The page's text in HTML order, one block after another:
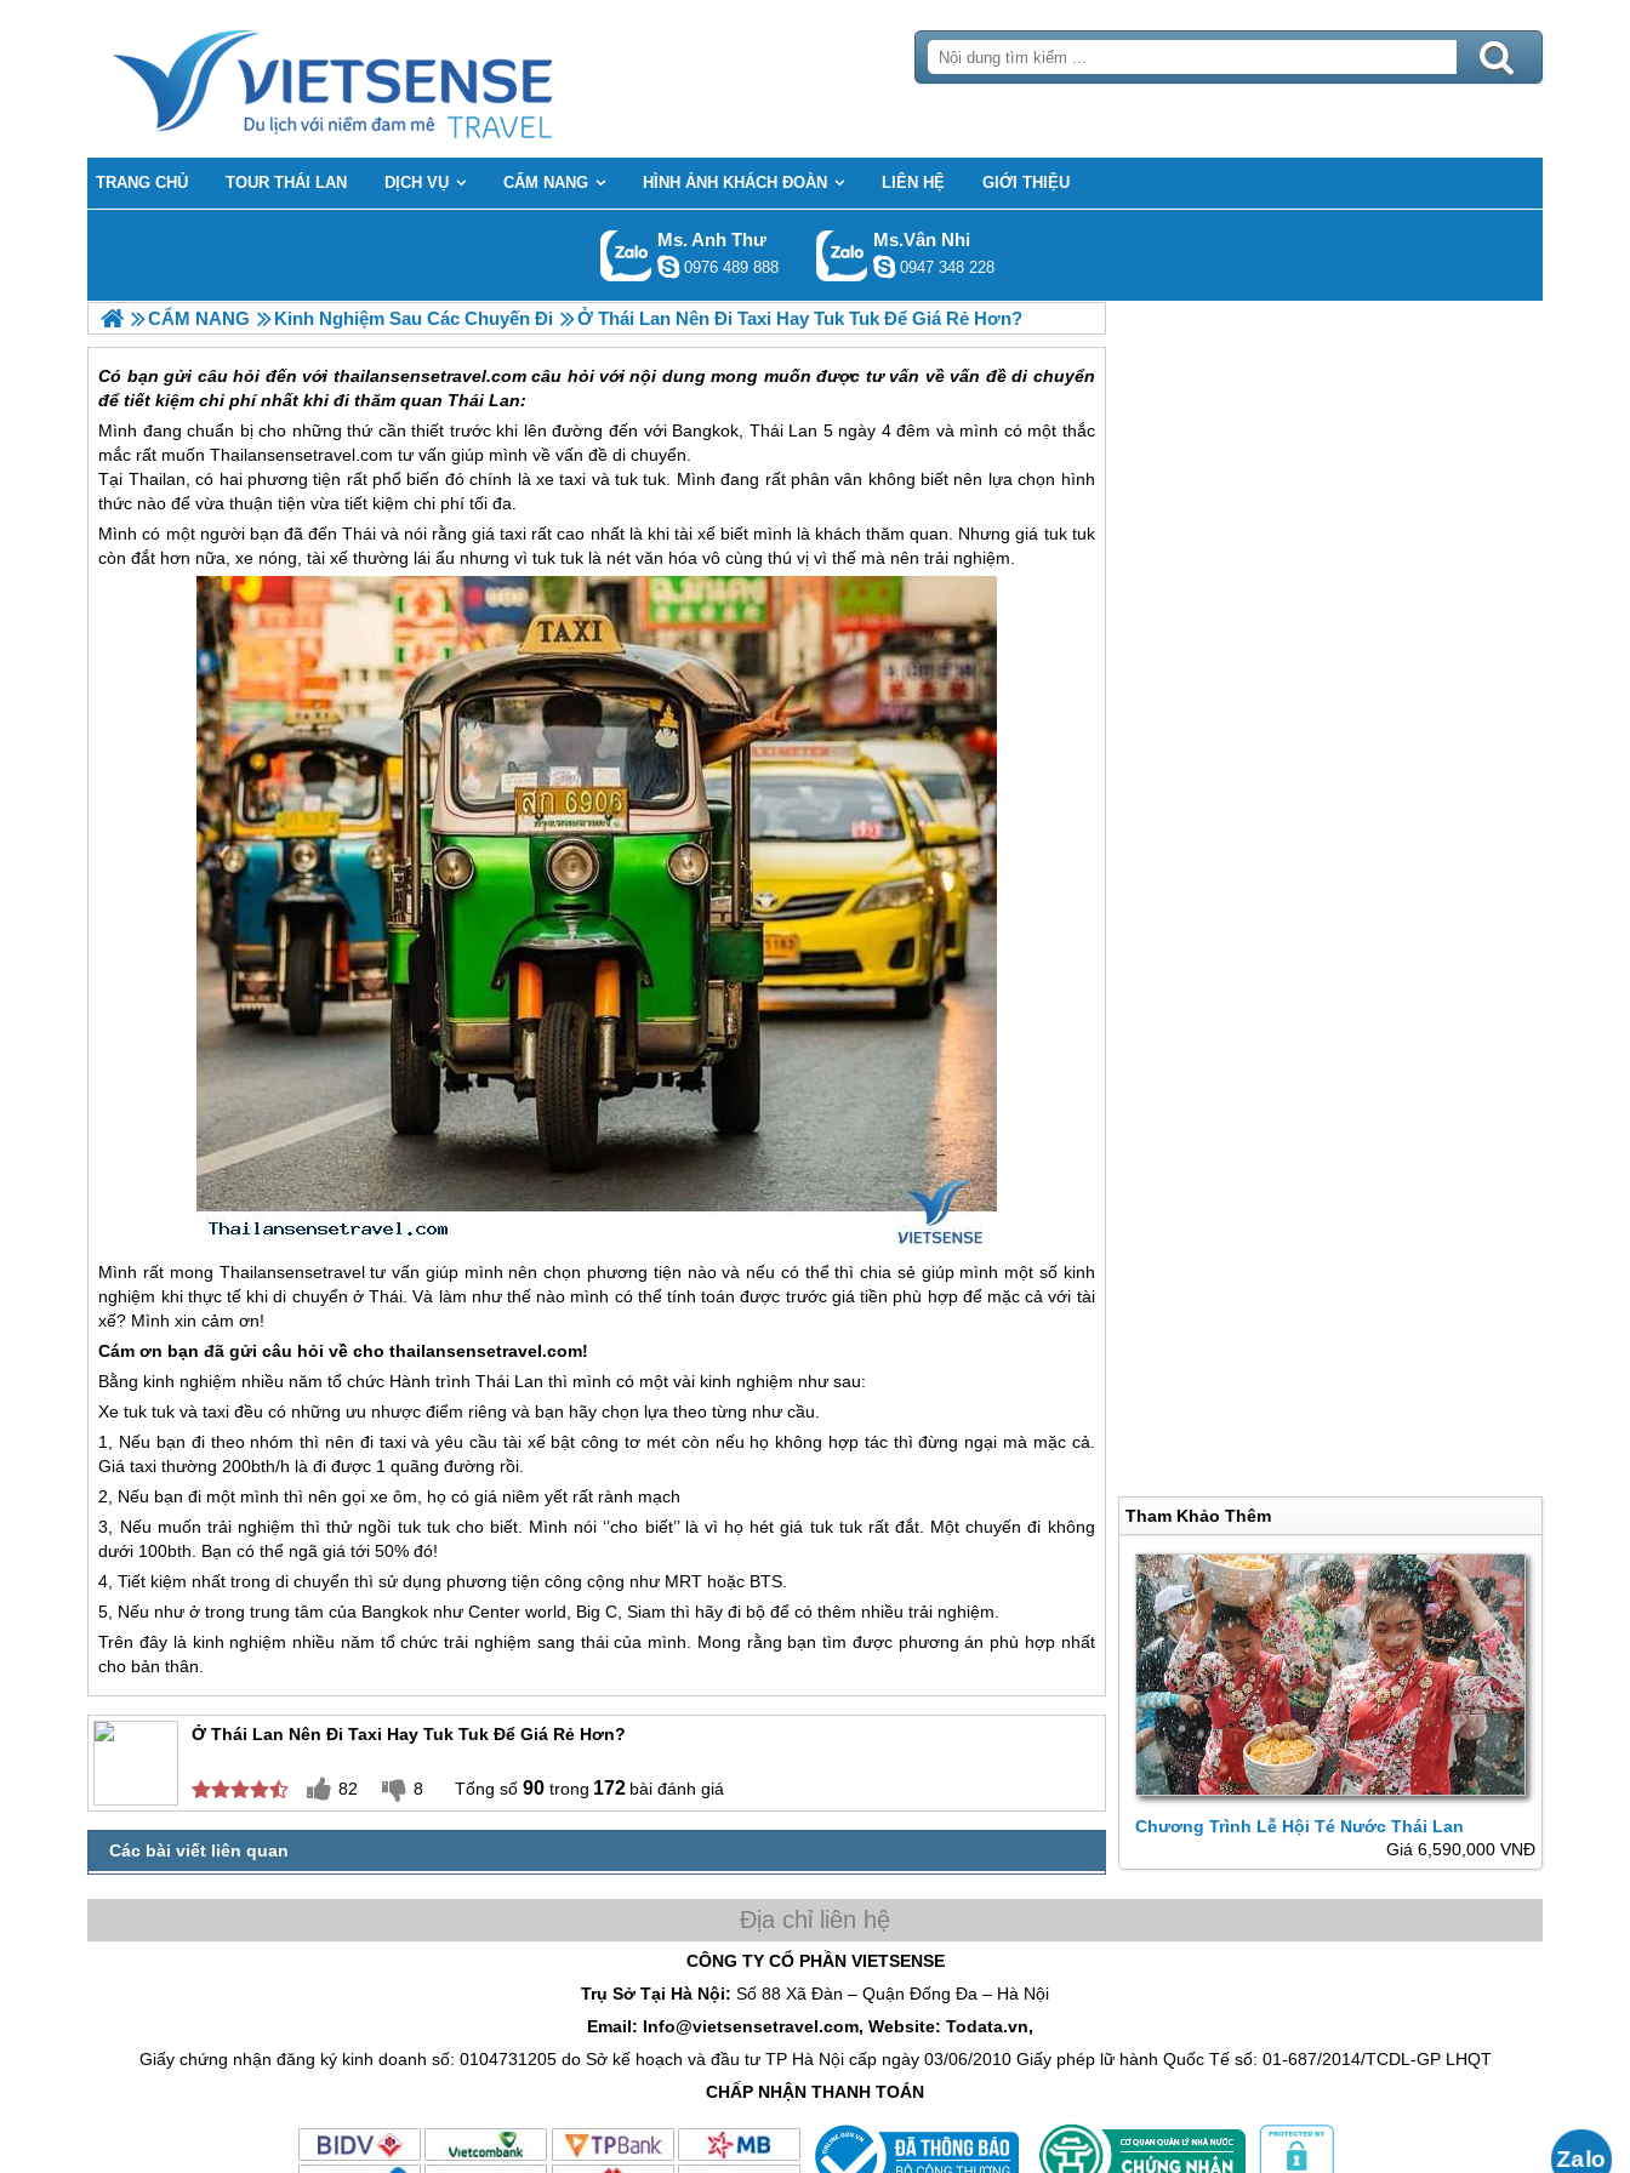
TRANG CHỦ TOUR THÁI LAN DỊCH VỤ CẨM NANG HÌNH ẢNH KHÁCH ĐOÀN LIÊN HỆ GIỚI THIỆU
Ms. Anh Thư
0976 489 888
Ms.Vân Nhi
0947 348 228
Tham Khảo Thêm
Chương Trình Lễ Hội Té Nước Thái Lan
Giá 6,590,000 VNĐ
CẨM NANG Kinh Nghiệm Sau Các Chuyến Đi Ở Thái Lan Nên Đi Taxi Hay Tuk Tuk Để Giá Rẻ Hơn?
Có bạn gửi câu hỏi đến với thailansensetravel.com câu hỏi với nội dung mong muốn được tư vấn về vấn đề di chuyển
để tiết kiệm chi phí nhất khi đi thăm quan Thái Lan:
Mình đang chuẩn bị cho những thứ cần thiết trước khi lên đường đến với Bangkok, Thái Lan 5 ngày 4 đêm và mình có một thắc
mắc rất muốn Thailansensetravel.com tư vấn giúp mình về vấn đề di chuyển.
Tại Thailan, có hai phương tiện rất phổ biến đó chính là xe taxi và tuk tuk. Mình đang rất phân vân không biết nên lựa chọn hình
thức nào để vừa thuận tiện vừa tiết kiệm chi phí tối đa.
Mình có một người bạn đã đến Thái và nói rằng giá taxi rất cao nhất là khi tài xế biết mình là khách thăm quan. Nhưng giá tuk tuk
còn đắt hơn nữa, xe nóng, tài xế thường lái ẩu nhưng vì tuk tuk là nét văn hóa vô cùng thú vị vì thế mà nên trải nghiệm.
Mình rất mong Thailansensetravel tư vấn giúp mình nên chọn phương tiện nào và nếu có thể thì chia sẻ giúp mình một số kinh
nghiệm khi thực tế khi di chuyển ở Thái. Và làm như thế nào mình có thể tính toán được trước giá tiền phù hợp để mặc cả với tài
xế? Mình xin cảm ơn!
Cám ơn bạn đã gửi câu hỏi về cho thailansensetravel.com!
Bằng kinh nghiệm nhiều năm tổ chức Hành trìnhThái Lan thì mình có một vài kinh nghiệm như sau:
Xe tuk tuk và taxi đều có những ưu nhược điểm riêng và bạn hãy chọn lựa theo từng như cầu.
1, Nếu bạn đi theo nhóm thì nên đi taxi và yêu cầu tài xế bật công tơ mét còn nếu họ không hợp tác thì đừng ngại mà mặc cả.
Giá taxi thường 200bth/h là đi được 1 quãng đường rồi.
2, Nếu bạn đi một mình thì nên gọi xe ôm, họ có giá niêm yết rất rành mạch
3, Nếu muốn trải nghiệm thì thử ngồi tuk tuk cho biết. Mình nói ‘’cho biết’’ là vì họ hét giá tuk tuk rất đắt. Một chuyến đi không
dưới 100bth. Bạn có thể ngã giá tới 50% đó!
4, Tiết kiệm nhất trong di chuyển thì sử dụng phương tiện công cộng như MRT hoặc BTS.
5, Nếu như ở trong trung tâm của Bangkok như Center world, Big C, Siam thì hãy đi bộ để có thêm nhiều trải nghiệm.
Trên đây là kinh nghiệm nhiều năm tổ chức trải nghiệm sang thái của mình. Mong rằng bạn tìm được phương án phù hợp nhất
cho bản thân.
Ở Thái Lan Nên Đi Taxi Hay Tuk Tuk Để Giá Rẻ Hơn?
82 8 90 172 bài đánh giá
CÔNG TY CỔ PHẦN VIETSENSE
Trụ Sở Tại Hà Nội: Số 88 Xã Đàn – Quận Đống Đa – Hà Nội
Email: Info@vietsensetravel.com, Website: Todata.vn,
Giấy chứng nhận đăng ký kinh doanh số: 0104731205 do Sở kế hoạch và đầu tư TP Hà Nội cấp ngày 03/06/2010 Giấy phép lữ hành Quốc Tế số: 01-687/2014/TCDL-GP LHQT
CHẤP NHẬN THANH TOÁN